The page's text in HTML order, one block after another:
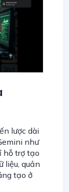
lược dài
như
hỗ trợ tạo
liệu, quản
tạo ở